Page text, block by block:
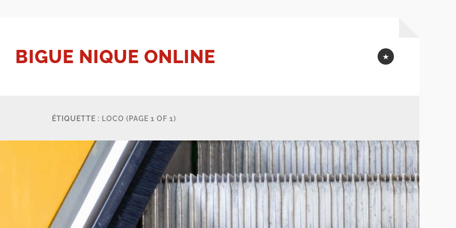
BIGUE NIQUE ONLINE
Profil
Québec
ÉTIQUETTE : LOCO (PAGE 1 OF 1)